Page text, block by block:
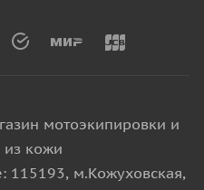
мотоэкипировки и
из кожи
115193, м.Кожуховская,